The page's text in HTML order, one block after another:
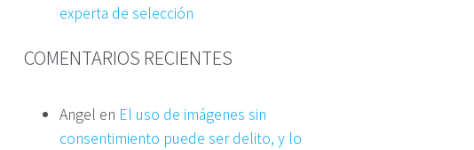
experta de selección
COMENTARIOS RECIENTES
Angel en El uso de imágenes sin
consentimiento puede ser delito, y lo